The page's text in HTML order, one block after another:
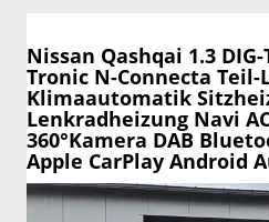
Nissan Qashqai 1.3
Tronic N-Connecta Teil-
Klimaautomatik
Lenkradheizung Navi
360°Kamera DAB
Apple CarPlay Android